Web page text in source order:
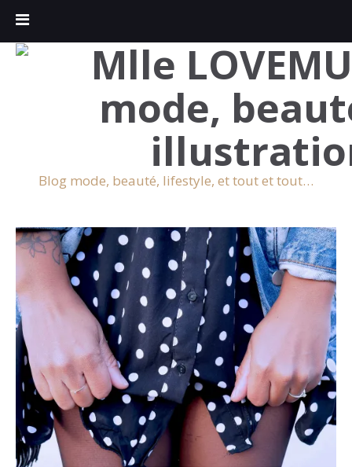
Blog mode, beauté, lifestyle, et tout et tout…